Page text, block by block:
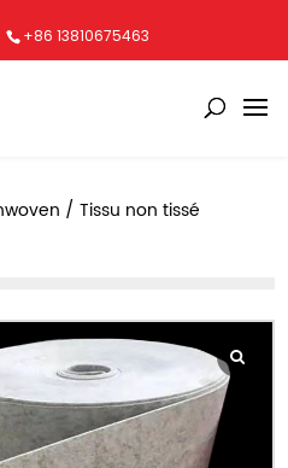
+86 13810675463
/ Tissu non tissé